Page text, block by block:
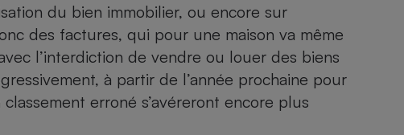
du bien immobilier, ou encore sur
des factures, qui pour une maison va même
l’interdiction de vendre ou louer des biens
à partir de l’année prochaine pour
erroné s’avéreront encore plus
- Comment choisir une
bouteille de champagne
en ligne
Lave-vaisselle
Ordinateur portable
Poêle à granulés
Crème solaire